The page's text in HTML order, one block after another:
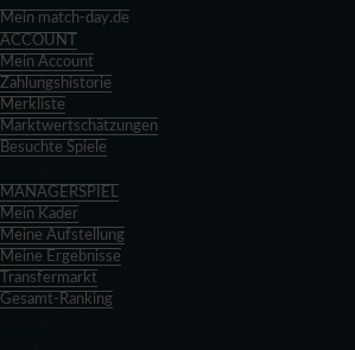
Mein match-day.de
ACCOUNT
Mein Account
Zahlungshistorie
Merkliste
Marktwertschätzungen
Besuchte Spiele
MANAGERSPIEL
Mein Kader
Meine Aufstellung
Meine Ergebnisse
Transfermarkt
Gesamt-Ranking